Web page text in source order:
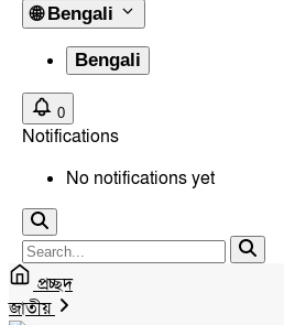
🌐 Bengali
Bengali
0
Notifications
No notifications yet
প্রচ্ছদ
জাতীয়